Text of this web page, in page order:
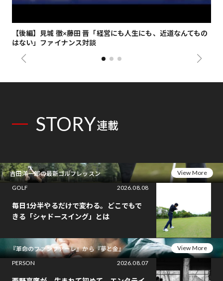
【後編】見城 徹×藤田 晋「経営にも人生にも、近道なんてもの
はない」ファイナンス対談
STORY連載
吉田洋一郎の最新ゴルフレッスン
View More
GOLF
2026.08.08
毎日1分半やるだけで変わる。どこでもで
きる「シャドースイング」とは
『革命のファンファーレ』から『夢と金』
View More
PERSON
2026.08.07